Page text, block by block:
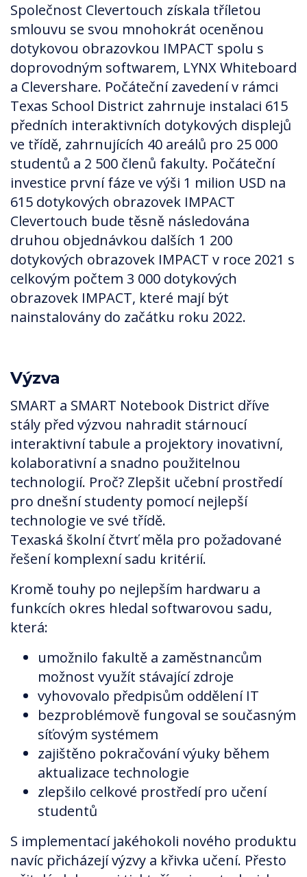
Společnost Clevertouch získala tříletou
smlouvu se svou mnohokrát oceněnou
dotykovou obrazovkou IMPACT spolu s
doprovodným softwarem, LYNX Whiteboard
a Clevershare. Počáteční zavedení v rámci
Texas School District zahrnuje instalaci 615
předních interaktivních dotykových displejů
ve třídě, zahrnujících 40 areálů pro 25 000
studentů a 2 500 členů fakulty. Počáteční
investice první fáze ve výši 1 milion USD na
615 dotykových obrazovek IMPACT
Clevertouch bude těsně následována
druhou objednávkou dalších 1 200
dotykových obrazovek IMPACT v roce 2021 s
celkovým počtem 3 000 dotykových
obrazovek IMPACT, které mají být
nainstalovány do začátku roku 2022.
Výzva
SMART a SMART Notebook District dříve
stály před výzvou nahradit stárnoucí
interaktivní tabule a projektory inovativní,
kolaborativní a snadno použitelnou
technologií. Proč? Zlepšit učební prostředí
pro dnešní studenty pomocí nejlepší
technologie ve své třídě.
Texaská školní čtvrť měla pro požadované
řešení komplexní sadu kritérií.
Kromě touhy po nejlepším hardwaru a
funkcích okres hledal softwarovou sadu,
která:
umožnilo fakultě a zaměstnancům
možnost využít stávající zdroje
vyhovovalo předpisům oddělení IT
bezproblémově fungoval se současným
síťovým systémem
zajištěno pokračování výuky během
aktualizace technologie
zlepšilo celkové prostředí pro učení
studentů
S implementací jakéhokoli nového produktu
navíc přicházejí výzvy a křivka učení. Přesto